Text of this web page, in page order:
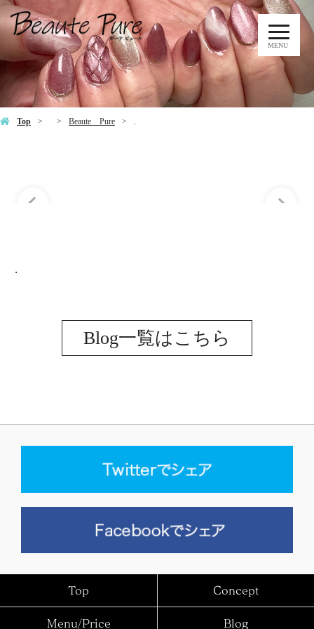
MENU
.
Top Beaute Pure .
.
Blog一覧はこちら
Top Concept
Menu/Price Blog